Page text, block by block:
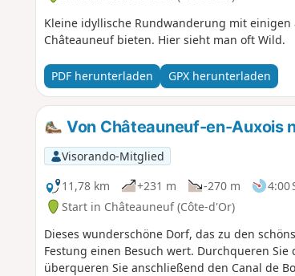
Kleine idyllische Rundwanderung mit
Châteauneuf bieten. Hier sieht man oft Wild.
PDF herunterladen GPX herunterladen
Von Châteauneuf-en-Auxois
Visorando-Mitglied
11,78 km
+231 m -270 m 4:00
Start in Châteauneuf (Côte-d'Or)
Dieses wunderschöne Dorf, das zu den
Festung einen Besuch wert. Durchqueren
überqueren Sie anschließend den Canal de